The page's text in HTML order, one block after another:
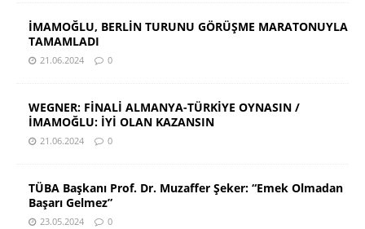
İMAMOĞLU, BERLİN TURUNU GÖRÜŞME MARATONUYLA
TAMAMLADI
21.06.2024 0
WEGNER: FİNALİ ALMANYA-TÜRKİYE OYNASIN /
İMAMOĞLU: İYİ OLAN KAZANSIN
21.06.2024 0
TÜBA Başkanı Prof. Dr. Muzaffer Şeker: “Emek Olmadan
Başarı Gelmez”
23.05.2024 0